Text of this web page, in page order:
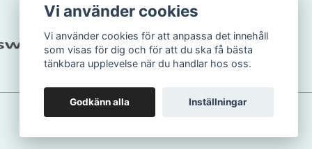
Vi använder cookies
Vi använder cookies för att anpassa det innehåll
som visas för dig och för att du ska få bästa
tänkbara upplevelse när du handlar hos oss.
Godkänn alla Inställningar